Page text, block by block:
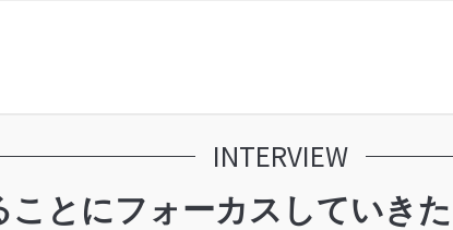
INTERVIEW
とにフォーカスしていき